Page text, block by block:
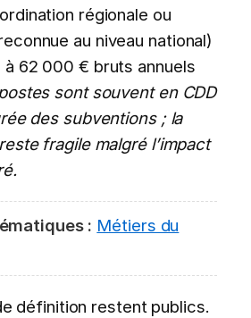
régionale ou
au niveau national)
62 000 € bruts annuels
sont souvent en CDD
des subventions ; la
fragile malgré l’impact
: Métiers du
définition restent publics.